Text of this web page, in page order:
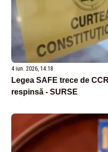
4 iun. 2026, 14:18
Legea SAFE trece de
respinsă - SURSE